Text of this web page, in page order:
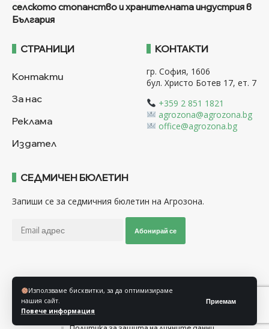
Използваме бисквитки, за да оптимизираме
нашия сайт.
Повече информация
Приемам
селското стопанство и хранителната индустрия в
България
СТРАНИЦИ
Контакти
За нас
Реклама
Издател
КОНТАКТИ
гр. София, 1606
бул. Христо Ботев 17, ет. 7
+359 2 851 1821
agrozona@agrozona.bg
office@agrozona.bg
СЕДМИЧЕН БЮЛЕТИН
Запиши се за седмичния бюлетин на Агрозона.
Абонирай се
Общи условия
Политика за използване на “Бисквитки”